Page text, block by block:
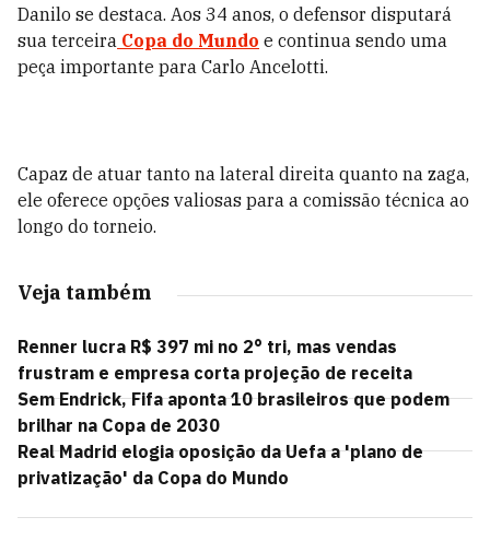
Danilo se destaca. Aos 34 anos, o defensor disputará
sua terceira Copa do Mundo e continua sendo uma
peça importante para Carlo Ancelotti.
Capaz de atuar tanto na lateral direita quanto na zaga,
ele oferece opções valiosas para a comissão técnica ao
longo do torneio.
Veja também
Renner lucra R$ 397 mi no 2° tri, mas vendas
frustram e empresa corta projeção de receita
Sem Endrick, Fifa aponta 10 brasileiros que podem
brilhar na Copa de 2030
Real Madrid elogia oposição da Uefa a 'plano de
privatização' da Copa do Mundo